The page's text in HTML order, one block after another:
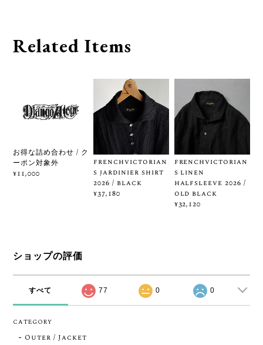
Related Items
お得な詰め合わせ / ク
ーポン対象外
¥11,000
frenchvictorian
s jardinier shirt
2026 / black
¥37,180
frenchvictorian
s linen
halfsleeve 2026 /
old black
¥32,120
ショップの評価
すべて 77 0 0
CATEGORY
Outer / Jacket